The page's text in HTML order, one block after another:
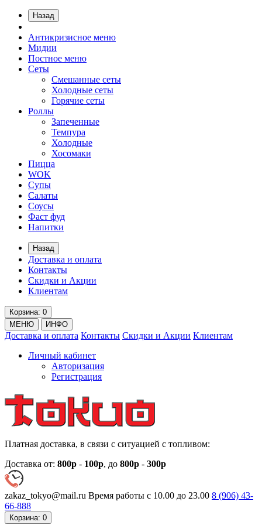
Назад
Антикризисное меню
Мидии
Постное меню
Сеты
Смешанные сеты
Холодные сеты
Горячие сеты
Роллы
Запеченные
Темпура
Холодные
Хосомаки
Пицца
WOK
Супы
Салаты
Соусы
Фаст фуд
Напитки
Назад
Доставка и оплата
Контакты
Скидки и Акции
Клиентам
Корзина: 0
МЕНЮ
ИНФО
Доставка и оплата Контакты Скидки и Акции Клиентам
Личный кабинет
Авторизация
Регистрация
Платная доставка, в связи с ситуацией с топливом:
Доставка от: 800р - 100р, до 800р - 300р
zakaz_tokyo@mail.ru Время работы с 10.00 до 23.00 8 (906) 43-
66-888
Корзина: 0